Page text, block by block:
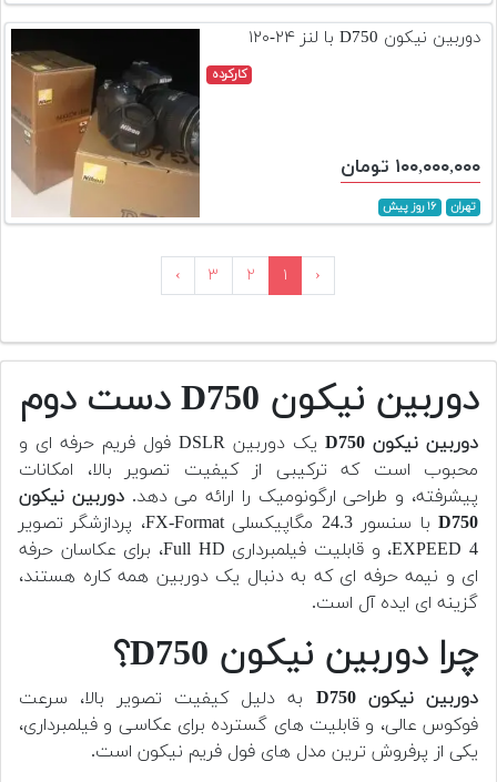
دوربین نیکون D750 با لنز ۲۴-۱۲۰
کارکرده
۱۰۰,۰۰۰,۰۰۰ تومان
تهران ۱۶ روز پیش
‹ ۱ ۲ ۳ ›
دوربین نیکون D750 دست دوم
دوربین نیکون D750
یک دوربین DSLR فول فریم حرفه ای و
محبوب است که ترکیبی از کیفیت تصویر بالا، امکانات
پیشرفته، و طراحی ارگونومیک را ارائه می دهد.دوربین نیکون
D750
با سنسور 24.3 مگاپیکسلی FX-Format، پردازشگر تصویر
EXPEED 4، و قابلیت فیلمبرداری Full HD، برای عکاسان حرفه
ای و نیمه حرفه ای که به دنبال یک دوربین همه کاره هستند،
گزینه ای ایده آل است.
چرا دوربین نیکون D750؟
دوربین نیکون D750
به دلیل کیفیت تصویر بالا، سرعت
فوکوس عالی، و قابلیت های گسترده برای عکاسی و فیلمبرداری،
یکی از پرفروش ترین مدل های فول فریم نیکون است.